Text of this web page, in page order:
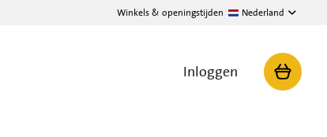
Winkels & openingstijden Nederland
Inloggen